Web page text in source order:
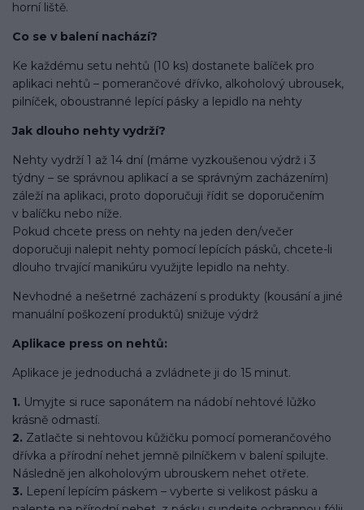
horní liště.
Co se v balení nachází?
Ke každému setu nehtů (10 ks) dostanete balíček pro
aplikaci nehtů – pomerančové dřívko, alkoholový ubrousek,
pilníček, oboustranné lepící pásky a lepidlo na nehty
Jak dlouho nehty vydrží?
Nehty vydrží 1 až 14 dní (máme vyzkoušenou výdrž i 3
týdny – se správnou aplikací a se správným zacházením)
záleží na aplikaci, proto doporučuji řídit se doporučením
v balíčku nebo níže.
Pokud chcete press on nehty na jeden den/večer
doporučuji nalepit nehty pomocí lepících pásků, chcete-li
dlouho trvající manikúru využijte lepidlo na nehty.
Nevhodné a nešetrné zacházení s produkty (kousání a jiné
manuální poškození produktů) snižuje výdrž
Aplikace press on nehtů:
Aplikace je jednoduchá a zvládnete ji do 15 minut.
1. Umyjte si ruce saponátem na nádobí nehtové lůžko
krásně odmastí.
2. Zatlačte si nehtovou kůžičku pomocí pomerančového
dřívka a přírodní nehet jemně pilníčkem v balení spilujte.
Následně jen alkoholovým ubrouskem nehet otřete.
3. Lepení lepícím páskem – vyberte si velikost pásku a